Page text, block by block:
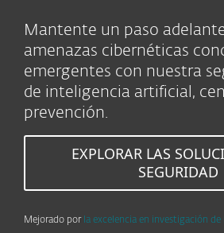
Mantente un paso
amenazas cibernéticas
emergentes con nuestra
de inteligencia artificial,
prevención.
EXPLORAR LAS
SEGURIDAD
Mejorado por la excelencia en investigación